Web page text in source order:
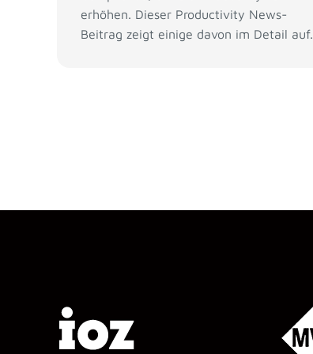
erhöhen. Dieser Productivity News-
Beitrag zeigt einige davon im Detail auf.